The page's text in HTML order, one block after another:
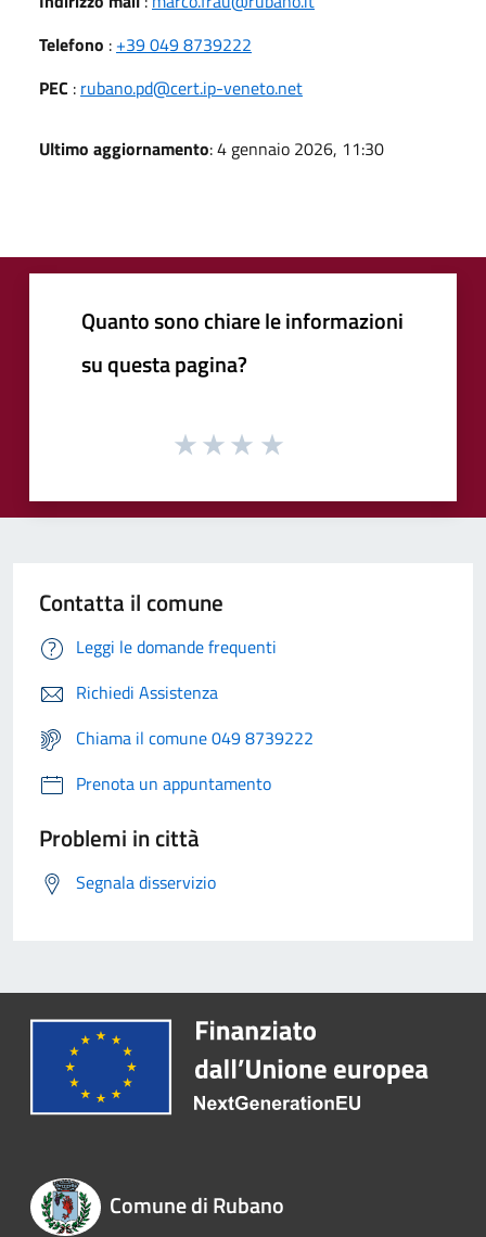
Telefono : +39 049 8739222
PEC : rubano.pd@cert.ip-veneto.net
Ultimo aggiornamento: 4 gennaio 2026, 11:30
Quanto sono chiare le informazioni
su questa pagina?
Contatta il comune
Leggi le domande frequenti
Richiedi Assistenza
Chiama il comune 049 8739222
Prenota un appuntamento
Problemi in città
Segnala disservizio
Comune di Rubano